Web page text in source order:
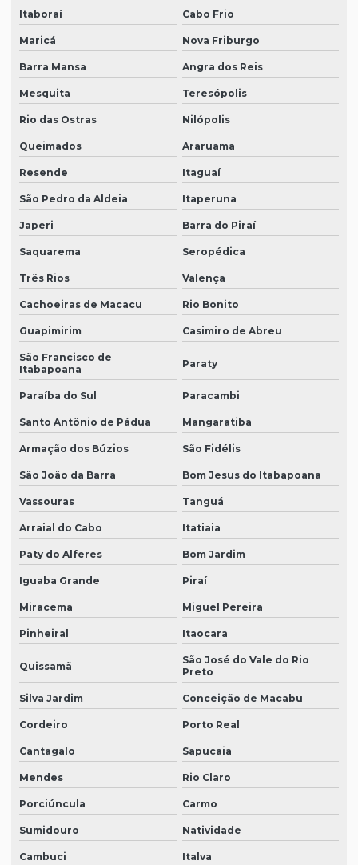
Itaboraí Cabo Frio
Maricá Nova Friburgo
Barra Mansa Angra dos Reis
Mesquita Teresópolis
Rio das Ostras Nilópolis
Queimados Araruama
Resende Itaguaí
São Pedro da Aldeia Itaperuna
Japeri Barra do Piraí
Saquarema Seropédica
Três Rios Valença
Cachoeiras de Macacu Rio Bonito
Guapimirim Casimiro de Abreu
São Francisco de
Itabapoana
Paraty
Paraíba do Sul Paracambi
Santo Antônio de Pádua Mangaratiba
Armação dos Búzios São Fidélis
São João da Barra Bom Jesus do Itabapoana
Vassouras Tanguá
Arraial do Cabo Itatiaia
Paty do Alferes Bom Jardim
Iguaba Grande Piraí
Miracema Miguel Pereira
Pinheiral Itaocara
Quissamã
São José do Vale do Rio
Preto
Silva Jardim Conceição de Macabu
Cordeiro Porto Real
Cantagalo Sapucaia
Mendes Rio Claro
Porciúncula Carmo
Sumidouro Natividade
Cambuci Italva